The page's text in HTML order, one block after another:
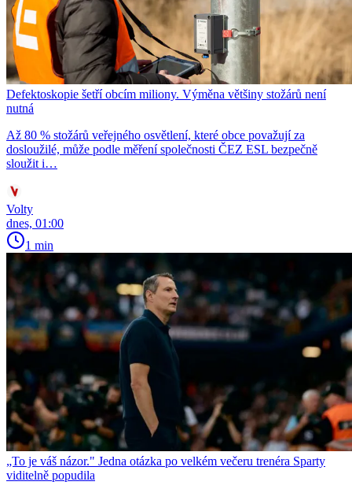
Defektoskopie šetří obcím miliony. Výměna většiny stožárů není
nutná
Až 80 % stožárů veřejného osvětlení, které obce považují za
dosloužilé, může podle měření společnosti ČEZ ESL bezpečně
sloužit i…
Volty
dnes, 01:00
1 min
„To je váš názor." Jedna otázka po velkém večeru trenéra Sparty
viditelně popudila